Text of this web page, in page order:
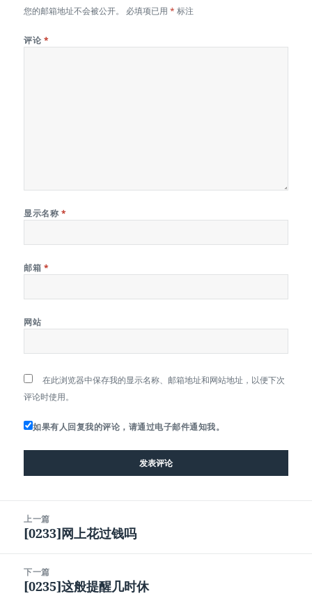
您的邮箱地址不会被公开。 必填项已用* 标注
评论 *
显示名称 *
邮箱 *
网站
在此浏览器中保存我的显示名称、邮箱地址和网站地址，以便下次
评论时使用。
如果有人回复我的评论，请通过电子邮件通知我。
上一篇
上
文
章：
[0233]网上花过钱吗
下一篇
下
[0235]这般提醒几时休